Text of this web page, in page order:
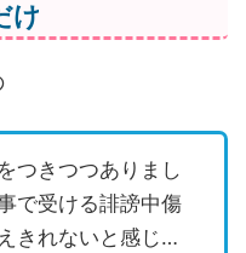
け
つきつつありまし
で受ける誹謗中傷
きれないと感じ…